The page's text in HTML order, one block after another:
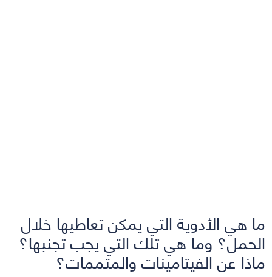
ما هي الأدوية التي يمكن تعاطيها خلال
الحمل؟ وما هي تلك التي يجب تجنبها؟
ماذا عن الفيتامينات والمتممات؟